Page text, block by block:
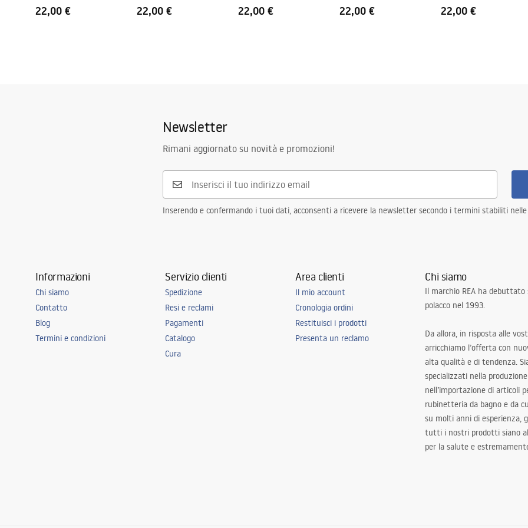
22,00 € 22,00 € 22,00 € 22,00 € 22,00 €
Newsletter
Rimani aggiornato su novità e promozioni!
Inserendo e confermando i tuoi dati, acconsenti a ricevere la newsletter secondo i termini stabiliti
Informazioni
Chi siamo
Contatto
Blog
Termini e condizioni
Servizio clienti
Spedizione
Resi e reclami
Pagamenti
Catalogo
Cura
Area clienti
Il mio account
Cronologia ordini
Restituisci i prodotti
Presenta un reclamo
Chi siamo
Il marchio REA ha
polacco nel 1993.
Da allora, in risposta alle
arricchiamo l’offerta con
alta qualità e di tendenza.
specializzati nella
nell’importazione di articoli
rubinetteria da bagno e da
su molti anni di esperienza,
tutti i nostri prodotti siano
per la salute e